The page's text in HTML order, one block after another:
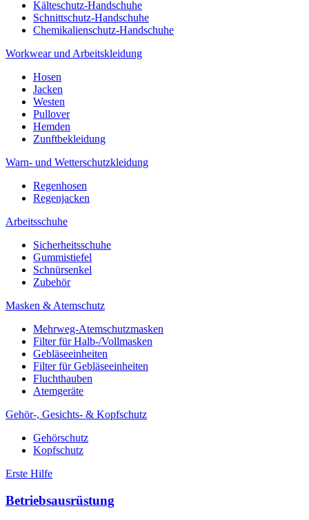
Kälteschutz-Handschuhe
Schnittschutz-Handschuhe
Chemikalienschutz-Handschuhe
Workwear und Arbeitskleidung
Hosen
Jacken
Westen
Pullover
Hemden
Zunftbekleidung
Warn- und Wetterschutzkleidung
Regenhosen
Regenjacken
Arbeitsschuhe
Sicherheitsschuhe
Gummistiefel
Schnürsenkel
Zubehör
Masken & Atemschutz
Mehrweg-Atemschutzmasken
Filter für Halb-/Vollmasken
Gebläseeinheiten
Filter für Gebläseeinheiten
Fluchthauben
Atemgeräte
Gehör-, Gesichts- & Kopfschutz
Gehörschutz
Kopfschutz
Erste Hilfe
Betriebsausrüstung